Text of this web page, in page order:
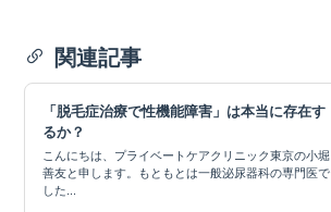
関連記事
「脱毛症治療で性機能障害」は本当に存在す
るか？
こんにちは、プライベートケアクリニック東京の小堀
善友と申します。もともとは一般泌尿器科の専門医で
した...